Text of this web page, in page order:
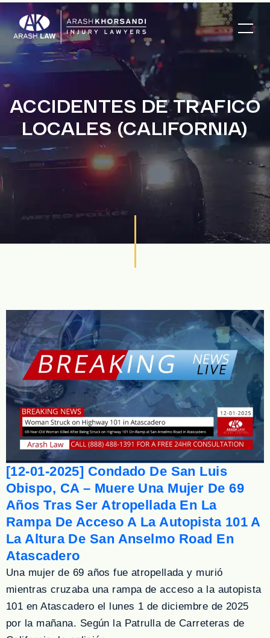
ACCIDENTES DE TRAFICO
LOCALES (CALIFORNIA)
[12-01-2025] Condado De San Luis
Obispo, CA – Muere Una Mujer De 69
Años Tras Ser Atropellada En La
Rampa De Acceso A La Autopista 101 A
La Altura De San Anselmo Road En
Atascadero
Una mujer de 69 años fue atropellada y murió
mientras cruzaba una rampa de acceso a la autopista
101 en Atascadero el lunes 1 de diciembre de 2025
por la mañana. Según la Patrulla de Carreteras de